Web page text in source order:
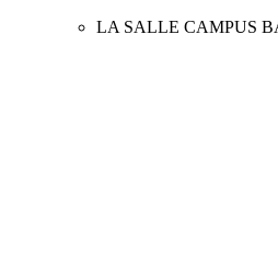
LA SALLE CAMPUS